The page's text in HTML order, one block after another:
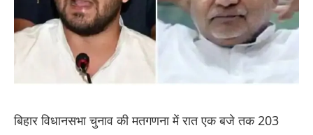
बिहार विधानसभा चुनाव की मतगणना में रात एक बजे तक 203